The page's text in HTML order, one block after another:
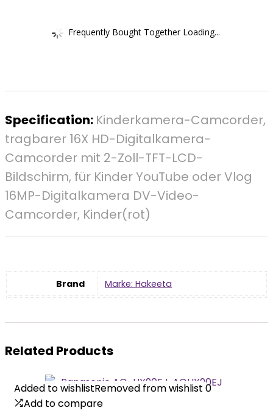
Frequently Bought Together Loading...
Specification: Kinderkamera-Camcorder,
tragbarer 16X HD-Digitalkamera-
Camcorder mit 2-Zoll-TFT-LCD-
Bildschirm, für Kinder YouTube oder Vlog
16MP-Digitalkamera DV-Video-
Camcorder, Kinder(rot)
Brand Marke: Hakeeta
Related Products
Added to wishlistRemoved from wishlist 0
Add to compare
Added to wishlistRemoved from wishlist 0
Add to compare